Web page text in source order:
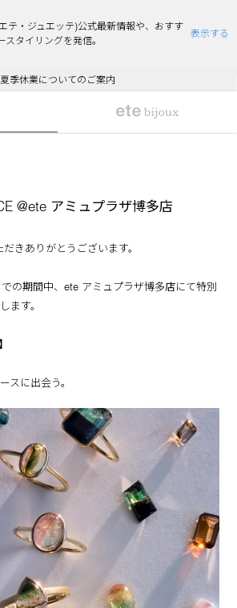
テ・ジュエッテ)公式最新情報や、おすす
スタイリングを発信。
表示する
ング及びエコポイント付与のご案内
だいたお品物のお届け状況について
夏季休業についてのご案内
WEB Limited Items >>
採用のご案内
な偽サイトにご注意ください
ング及びエコポイント付与のご案内
だいたお品物のお届け状況について
@ete アミュプラザ博多店
きありがとうございます。
の期間中、ete アミュプラザ博多店にて特別
ます。
スに出会う。